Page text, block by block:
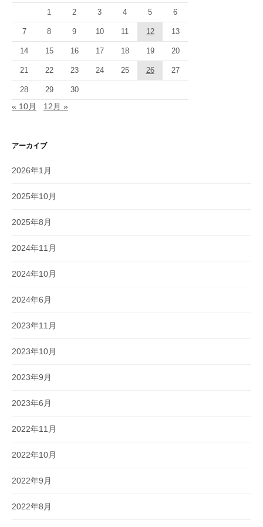
1 2 3 4 5 6
7 8 9 10 11 12 13
14 15 16 17 18 19 20
21 22 23 24 25 26 27
28 29 30
« 10月 12月 »
アーカイブ
2026年1月
2025年10月
2025年8月
2024年11月
2024年10月
2024年6月
2023年11月
2023年10月
2023年9月
2023年6月
2022年11月
2022年10月
2022年9月
2022年8月